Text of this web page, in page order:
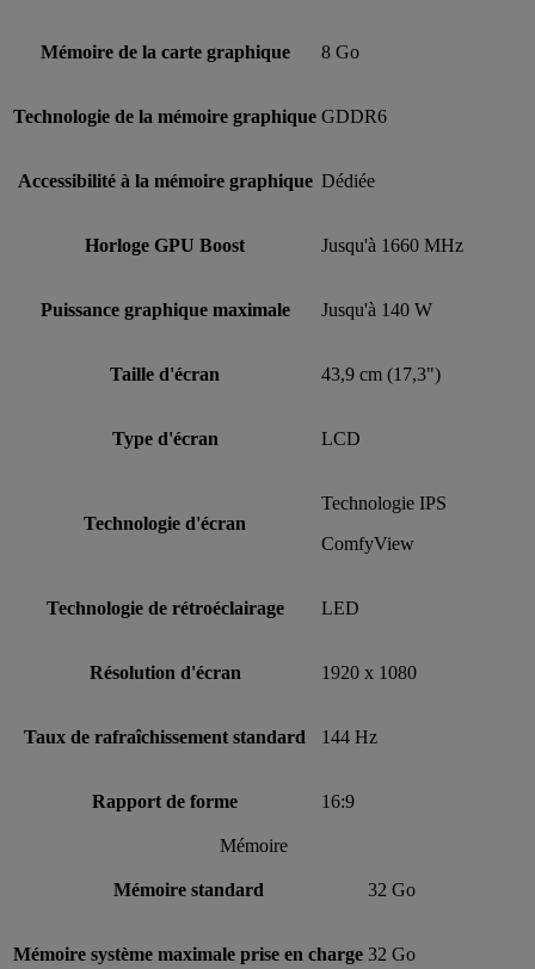
Mémoire de la carte graphique 8 Go
Technologie de la mémoire graphique GDDR6
Accessibilité à la mémoire graphique Dédiée
Horloge GPU Boost Jusqu'à 1660 MHz
Puissance graphique maximale Jusqu'à 140 W
Taille d'écran 43,9 cm (17,3")
Type d'écran LCD
Technologie d'écran
Technologie IPS
ComfyView
Technologie de rétroéclairage LED
Résolution d'écran 1920 x 1080
Taux de rafraîchissement standard 144 Hz
Rapport de forme 16:9
Mémoire
Mémoire standard 32 Go
Mémoire système maximale prise en charge 32 Go